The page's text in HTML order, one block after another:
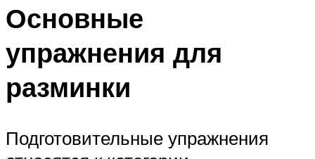
Основные
упражнения для
разминки
Подготовительные упражнения